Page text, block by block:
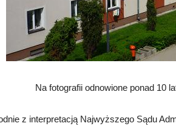
Na fotografii odnowione ponad 10
z interpretacją Najwyższego Sądu